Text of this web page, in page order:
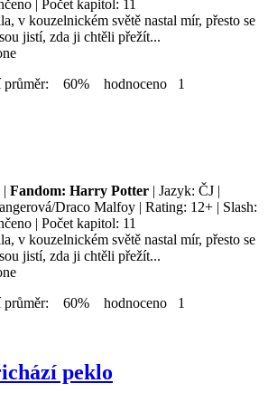
| Počet kapitol: 11
v kouzelnickém světě nastal mír, přesto se
jistí, zda ji chtěli přežít...
průměr: 60% hodnoceno 1
| Fandom: Harry Potter | Jazyk: ČJ |
Draco Malfoy | Rating: 12+ | Slash:
| Počet kapitol: 11
v kouzelnickém světě nastal mír, přesto se
jistí, zda ji chtěli přežít...
průměr: 60% hodnoceno 1
peklo